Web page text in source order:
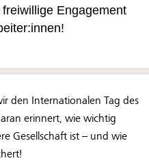
Engagement
den Internationalen Tag des
erinnert, wie wichtig
Gesellschaft ist – und wie